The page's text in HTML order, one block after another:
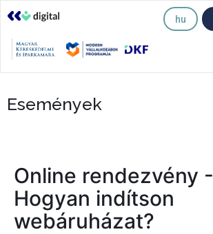
hu
Események
Online rendezvény -
Hogyan indítson
webáruházat?